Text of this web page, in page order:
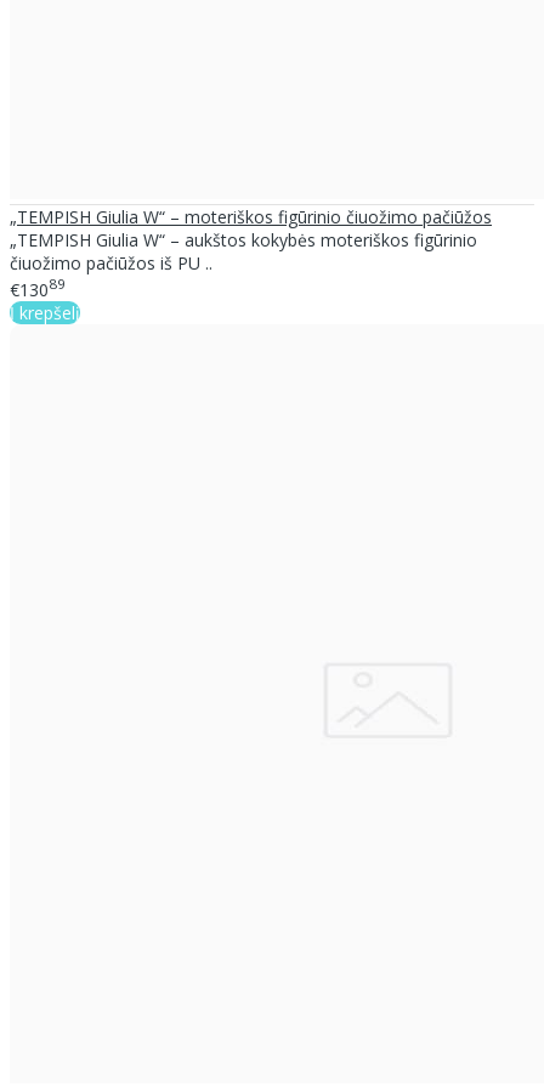
„TEMPISH Giulia W“ – moteriškos figūrinio čiuožimo pačiūžos
„TEMPISH Giulia W“ – aukštos kokybės moteriškos figūrinio
čiuožimo pačiūžos iš PU ..
€13089
Į krepšelį